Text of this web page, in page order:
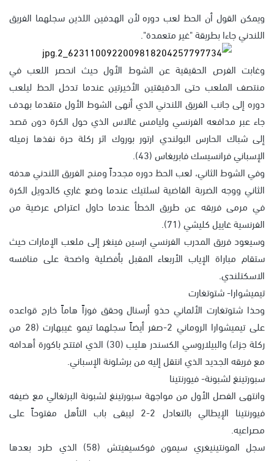
ويمكن القول أن الحظ لعب دوره لأن الهدفين اللذين سجلهما الفريق
اللندني جاءا بطريقة "غير متعمدة".
وغابت الفرص الحقيقية عن الشوط الأول حيث انحصر اللعب في
منتصف الملعب حتى الدقيقتين الأخيرتين عندما تدخل الحظ ليلعب
دوره إلى جانب الفريق اللندني الذي أنهى الشوط الأول متقدما بهدف
جاء عبر مدافعه الفرنسي وليامس غالاس الذي حول الكرة دون قصد
إلى شباك الحارس البولندي ارتور بوروك اثر ركلة حرة نفذها زميله
الإسباني فرانسيسك فابريغاس (43).
وفي الشوط الثاني، لعب الحظ دوره مجدداً ومنح الفريق اللندني هدفه
الثاني ووجه الضربة القاضية لسلتيك عندما وضع غاري كالدويل الكرة
في مرمى فريقه عن طريق الخطأ عندما حاول اعتراض عرضية من
الفرنسية غاييل كليشي (71).
وسيعود فريق المدرب الفرنسي ارسين فينغر إلى ملعب الإمارات حيث
ستقام مباراة الإياب الأربعاء المقبل بأفضلية واضحة على منافسه
الاسكتلندي.
تيميشوارا- شتوتغارت
وحذا شتوتغارت الألماني حذو أرسنال وحقق فوزاً هاماً خارج قواعده
على تيميشوارا الروماني 2-صفر أيضاً سجلهما تيمو غيبهارت (28 من
ركلة جزاء) والبيلاروسي الكسندر هليب (30) الذي افتتح باكورة أهدافه
مع فريقه الجديد الذي انتقل إليه من برشلونة الإسباني.
سبورتينغ لشبونة- فيورنتينا
وانتهى الفصل الأول من مواجهة سبورتينغ لشبونة البرتغالي مع ضيفه
فيورنتينا الإيطالي بالتعادل 2-2 ليبقى باب التأهل مفتوحاً على
مصراعيه.
سجل المونتينيغري سيمون فوكسيفيتش (58) الذي طرد بعدها